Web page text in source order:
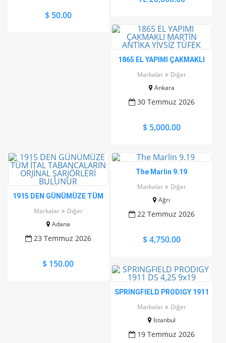
$ 50.00
1865 EL YAPIMI ÇAKMAKLI
Markalar
Diğer
Ankara
30 Temmuz 2026
$ 5,000.00
1915 DEN GÜNÜMÜZE TÜM
ORJİNAL ŞARJÖRLERİ
BULUNUR
Markalar
Diğer
Adana
23 Temmuz 2026
$ 150.00
The Marlin 9.19
Markalar
Diğer
Ağrı
22 Temmuz 2026
$ 4,750.00
SPRINGFIELD PRODIGY 1911
Markalar
Diğer
İstanbul
19 Temmuz 2026